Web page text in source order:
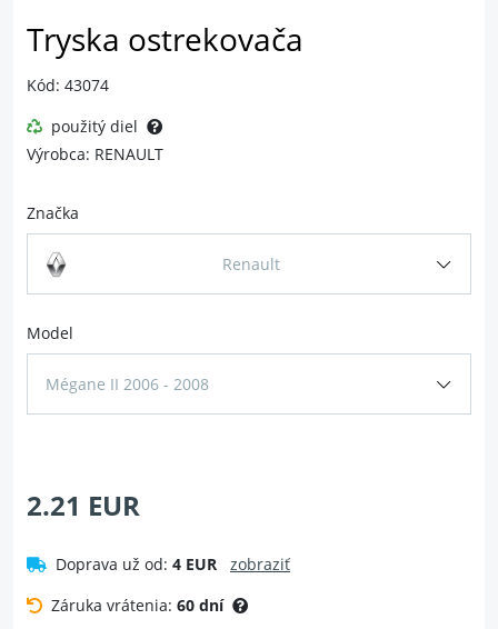
Tryska ostrekovača
Kód: 43074
použitý diel
Výrobca: RENAULT
Značka
Renault
Model
Mégane II 2006 - 2008
2.21 EUR
Doprava už od: 4 EUR
zobraziť
Záruka vrátenia: 60 dní